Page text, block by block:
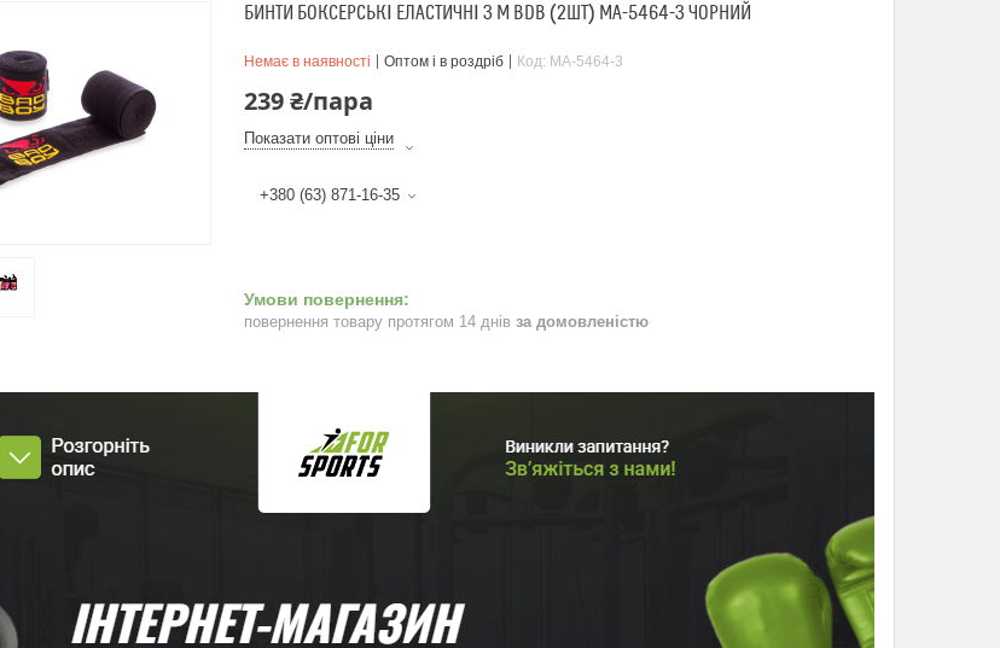
БИНТИ БОКСЕРСЬКІ ЕЛАСТИЧНІ 3 М BDB (2ШТ) MA-5464-3 ЧОРНИЙ
Немає в наявності Оптом і в роздріб Код: MA-5464-3
239 ₴/пара
Показати оптові ціни
+380 (63) 871-16-35
повернення товару протягом 14 днів за домовленістю